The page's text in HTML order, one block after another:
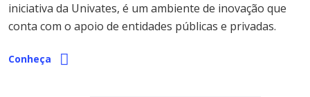
iniciativa da Univates, é um ambiente de inovação que
conta com o apoio de entidades públicas e privadas.
Conheça